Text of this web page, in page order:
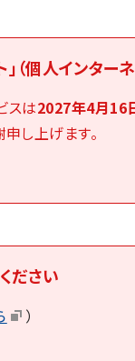
」（個人インタ
スは2027年4月16日
し上げます。
ださい
）